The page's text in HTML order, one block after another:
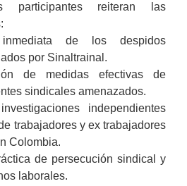
participantes reiteran las
de los despidos
por Sinaltrainal.
de medidas efectivas de
sindicales amenazados.
independientes
trabajadores y ex trabajadores
Colombia.
de persecución sindical y
laborales.